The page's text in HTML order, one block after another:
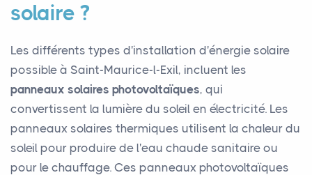
solaire ?
Les différents types d'installation d'énergie solaire
possible à Saint-Maurice-l-Exil, incluent les
panneaux solaires photovoltaïques, qui
convertissent la lumière du soleil en électricité. Les
panneaux solaires thermiques utilisent la chaleur du
soleil pour produire de l'eau chaude sanitaire ou
pour le chauffage. Ces panneaux photovoltaïques